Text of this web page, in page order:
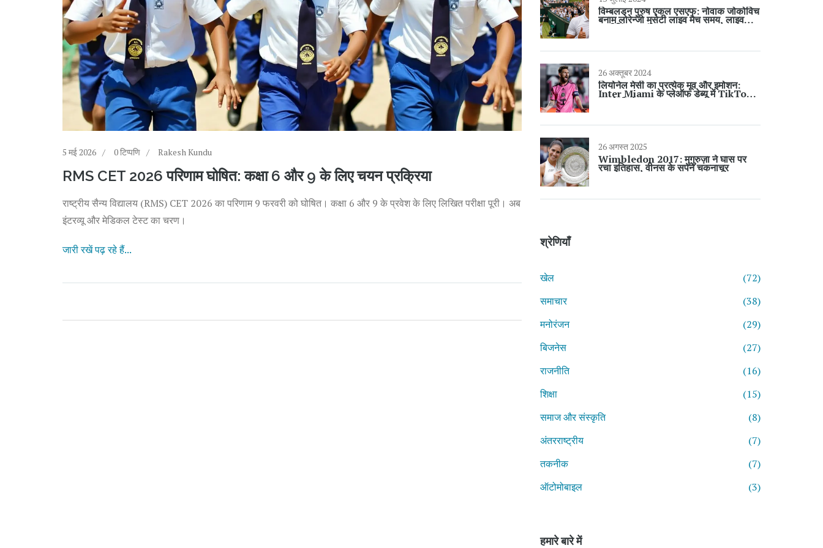
5 मई 2026 0 टिप्पणि Rakesh Kundu
RMS CET 2026 परिणाम घोषित: कक्षा 6 और 9 के लिए चयन प्रक्रिया
राष्ट्रीय सैन्य विद्यालय (RMS) CET 2026 का परिणाम 9 फरवरी को घोषित। कक्षा 6 और 9 के प्रवेश के लिए लिखित परीक्षा पूरी। अब
इंटरव्यू और मेडिकल टेस्ट का चरण।
जारी रखें पढ़ रहे हैं...
विम्बलडन पुरुष एकल एसएफ: नोवाक जोकोविच
बनाम लोरेन्जो मुसेटी लाइव मैच समय, लाइव
स्ट्रीमिंग आज
26 अक्तूबर 2024
लियोनेल मेसी का प्रत्येक मूव और इमोशन:
Inter Miami के प्लेऑफ डेब्यू में TikTok
पर 'मेसी-कैम'
26 अगस्त 2025
Wimbledon 2017: मुगुरुज़ा ने घास पर
रचा इतिहास, वीनस के सपने चकनाचूर
श्रेणियाँ
खेल
(72)
समाचार
(38)
मनोरंजन
(29)
बिजनेस
(27)
राजनीति
(16)
शिक्षा
(15)
समाज और संस्कृति
(8)
अंतरराष्ट्रीय
(7)
तकनीक
(7)
ऑटोमोबाइल
(3)
हमारे बारे में